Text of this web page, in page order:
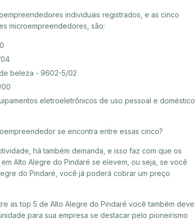
individuais registrados, e as cinco
microempreendedores, são:
beleza - 9602-5/02
00
eletroeletrônicos de uso pessoal e doméstico
se encontra entre essas cinco?
há também demanda, e isso faz com que os
Alto Alegre do Pindaré se elevem, ou seja, se você
do Pindaré, você já poderá cobrar um preço
as top 5 de Alto Alegre do Pindaré você também deve
para sua empresa se destacar pelo pioneirismo